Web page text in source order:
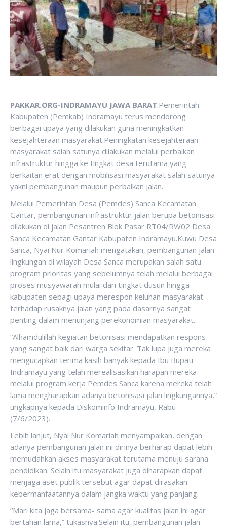
PAKKAR.ORG-INDRAMAYU JAWA BARAT:Pemerintah
Kabupaten (Pemkab) Indramayu terus mendorong
berbagai upaya yang dilakukan guna meningkatkan
kesejahteraan masyarakat.Peningkatan kesejahteraan
masyarakat salah satunya dilakukan melalui perbaikan
infrastruktur hingga ke tingkat desa terutama yang
berkaitan erat dengan mobilisasi masyarakat salah satunya
yakni pembangunan maupun perbaikan jalan.
Melalui Pemerintah Desa (Pemdes) Sanca Kecamatan
Gantar, pembangunan infrastruktur jalan berupa betonisasi
dilakukan di jalan Pesantren Blok Pasar RT04/RW02 Desa
Sanca Kecamatan Gantar Kabupaten Indramayu.Kuwu Desa
Sanca, Nyai Nur Komariah mengatakan, pembangunan jalan
lingkungan di wilayah Desa Sanca merupakan salah satu
program prioritas yang sebelumnya telah melalui berbagai
proses musyawarah mulai dari tingkat dusun hingga
kabupaten sebagi upaya merespon keluhan masyarakat
terhadap rusaknya jalan yang pada dasarnya sangat
penting dalam menunjang perekonomian masyarakat.
“Alhamdulillah kegiatan betonisasi mendapatkan respons
yang sangat baik dari warga sekitar. Tak lupa juga mereka
mengucapkan terima kasih banyak kepada Ibu Bupati
Indramayu yang telah merealisasikan harapan mereka
melalui program kerja Pemdes Sanca karena mereka telah
lama mengharapkan adanya betonisasi jalan lingkungannya,”
ungkapnya kepada Diskominfo Indramayu, Rabu
(7/6/2023).
Lebih lanjut, Nyai Nur Komariah menyampaikan, dengan
adanya pembangunan jalan ini dirinya berharap dapat lebih
memudahkan akses masyarakat terutama menuju sarana
pendidikan. Selain itu masyarakat juga diharapkan dapat
menjaga aset publik tersebut agar dapat dirasakan
kebermanfaatannya dalam jangka waktu yang panjang.
“Mari kita jaga bersama- sama agar kualitas jalan ini agar
bertahan lama,” tukasnya.Selain itu, pembangunan jalan